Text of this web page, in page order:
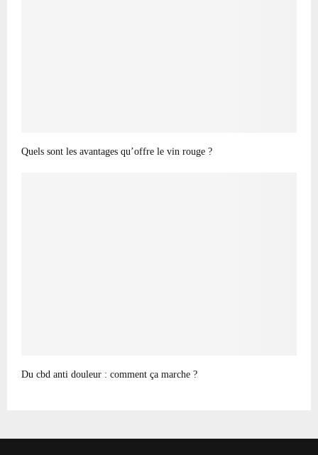
Quels sont les avantages qu’offre le vin rouge ?
Du cbd anti douleur : comment ça marche ?